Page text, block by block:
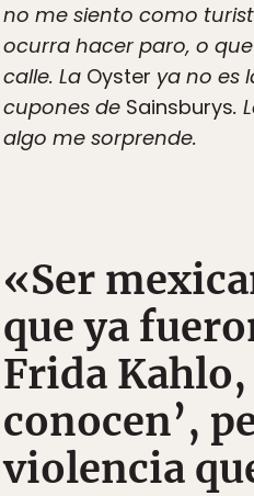
no me siento como
ocurra hacer paro, o
calle. La Oyster ya no es
cupones de Sainsburys.
algo me sorprende.
«Ser
que ya
Frida
conocen’,
violencia